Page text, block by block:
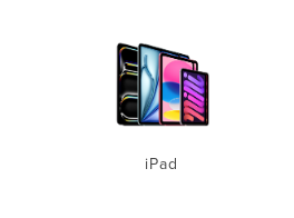
iPad